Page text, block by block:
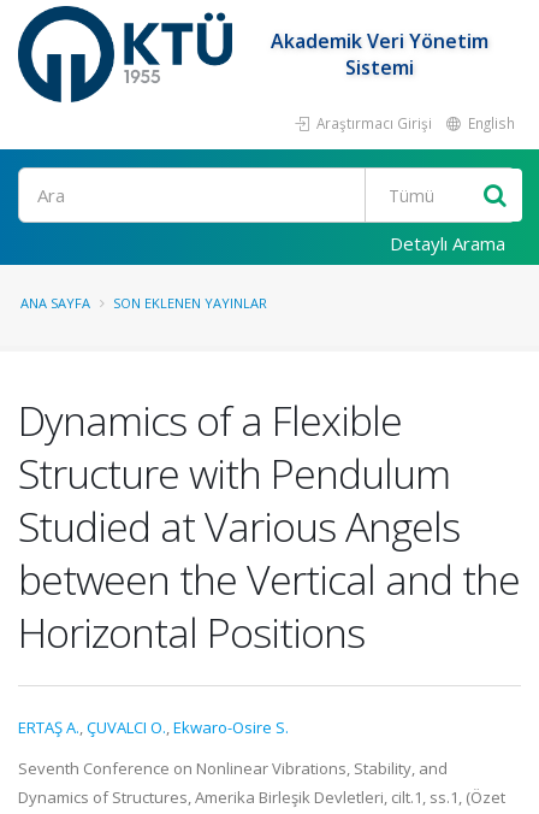
Akademik Veri Yönetim
Sistemi
Araştırmacı Girişi English
Ara
Detaylı Arama
ANA SAYFA SON EKLENEN YAYINLAR
Dynamics of a Flexible
Structure with Pendulum
Studied at Various Angels
between the Vertical and the
Horizontal Positions
ERTAŞ A.,ÇUVALCI O.,Ekwaro-Osire S.
Seventh Conference on Nonlinear Vibrations, Stability, and
Dynamics of Structures, Amerika Birleşik Devletleri, cilt.1, ss.1, (Özet